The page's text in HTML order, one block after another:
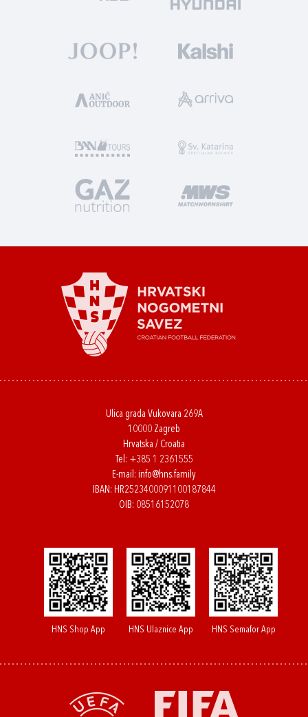
Ulica grada Vukovara 269A
10000 Zagreb
Hrvatska / Croatia
Tel: +385 1 2361555
E-mail: info@hns.family
IBAN: HR2523400091100187844
OIB: 08516152078
HNS Shop App HNS Ulaznice App HNS Semafor App